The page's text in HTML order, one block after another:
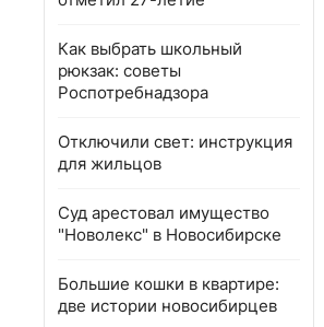
Как выбрать школьный
рюкзак: советы
Роспотребнадзора
Отключили свет: инструкция
для жильцов
Суд арестовал имущество
"Новолекс" в Новосибирске
Большие кошки в квартире:
две истории новосибирцев